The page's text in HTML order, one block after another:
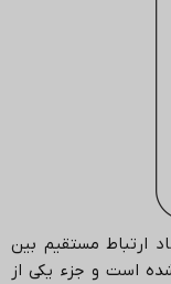
ارتباط مستقیم بین
است و جزء یکی از